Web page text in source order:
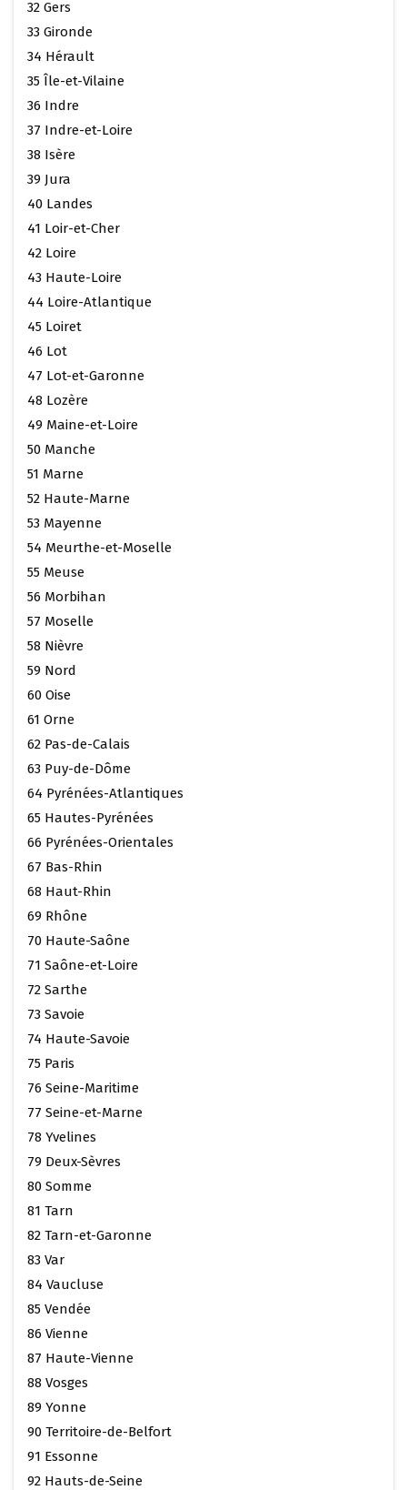
32 Gers
33 Gironde
34 Hérault
35 Île-et-Vilaine
36 Indre
37 Indre-et-Loire
38 Isère
39 Jura
40 Landes
41 Loir-et-Cher
42 Loire
43 Haute-Loire
44 Loire-Atlantique
45 Loiret
46 Lot
47 Lot-et-Garonne
48 Lozère
49 Maine-et-Loire
50 Manche
51 Marne
52 Haute-Marne
53 Mayenne
54 Meurthe-et-Moselle
55 Meuse
56 Morbihan
57 Moselle
58 Nièvre
59 Nord
60 Oise
61 Orne
62 Pas-de-Calais
63 Puy-de-Dôme
64 Pyrénées-Atlantiques
65 Hautes-Pyrénées
66 Pyrénées-Orientales
67 Bas-Rhin
68 Haut-Rhin
69 Rhône
70 Haute-Saône
71 Saône-et-Loire
72 Sarthe
73 Savoie
74 Haute-Savoie
75 Paris
76 Seine-Maritime
77 Seine-et-Marne
78 Yvelines
79 Deux-Sèvres
80 Somme
81 Tarn
82 Tarn-et-Garonne
83 Var
84 Vaucluse
85 Vendée
86 Vienne
87 Haute-Vienne
88 Vosges
89 Yonne
90 Territoire-de-Belfort
91 Essonne
92 Hauts-de-Seine